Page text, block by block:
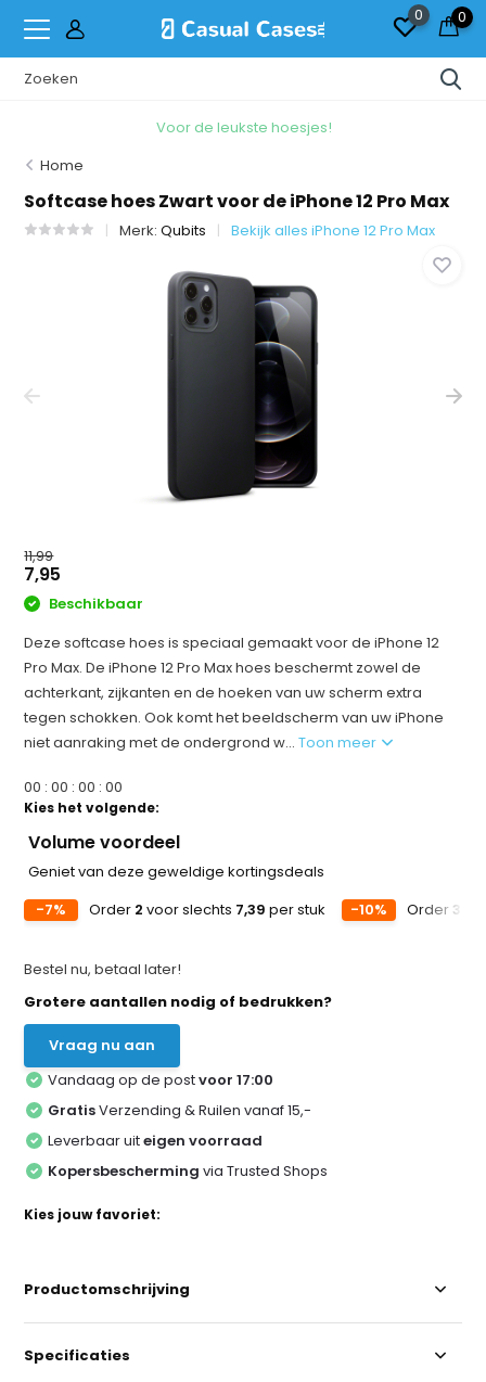
0 0
Voor de leukste hoesjes!
Home
Softcase hoes Zwart voor de iPhone 12 Pro Max
Merk:Qubits Bekijk alles iPhone 12 Pro Max
11,99
7,95
Beschikbaar
Deze softcase hoes is speciaal gemaakt voor de iPhone 12
Pro Max. De iPhone 12 Pro Max hoes beschermt zowel de
achterkant, zijkanten en de hoeken van uw scherm extra
tegen schokken. Ook komt het beeldscherm van uw iPhone
niet aanraking met de ondergrond w...Toon meer
00 :00 :00 :00
Kies het volgende:
Volume voordeel
Geniet van deze geweldige kortingsdeals
-7%
Order 2 voor slechts 7,39 per stuk -10% Order 3
Bestel nu, betaal later!
Grotere aantallen nodig of bedrukken?
Vraag nu aan
Vandaag op de postvoor 17:00
GratisVerzending & Ruilen vanaf 15,-
Leverbaar uiteigen voorraad
Kopersbescherming via Trusted Shops
Kies jouw favoriet:
Productomschrijving
Specificaties